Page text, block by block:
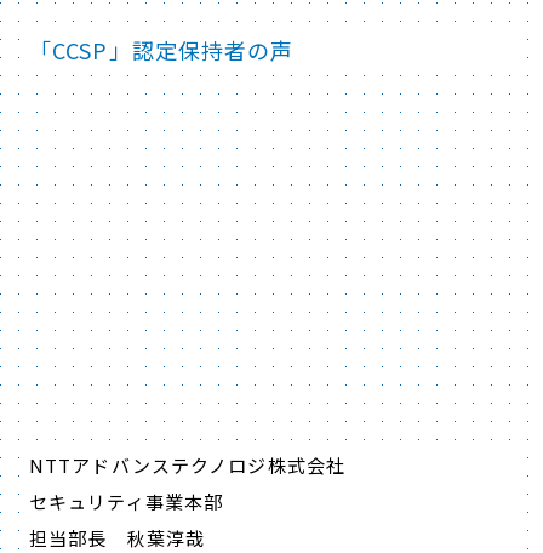
「CCSP」認定保持者の声
NTTアドバンステクノロジ株式会社
セキュリティ事業本部
担当部長 秋葉淳哉